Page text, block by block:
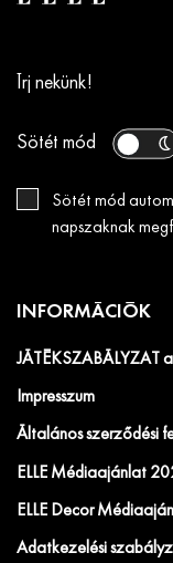
Írj nekünk!
Sötét mód
Sötét mód
napszaknak
INFORMÁCIÓK
JÁTÉKSZABÁLYZAT
Impresszum
Általános szerződési
ELLE Médiaajánlat
ELLE Decor
Adatkezelési